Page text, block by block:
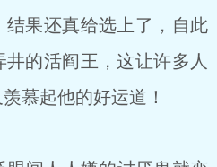
结果还真给选上了，自此
的活阎王，这让许多人
慕起他的好运道！